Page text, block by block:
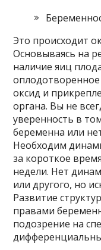
Это происходит
Основываясь на
наличие яиц
оксид и
органа. Вы не
уверенность в
беременна или
Необходим
за короткое
недели. Нет
или другого, но
Развитие
правами
подозрение на